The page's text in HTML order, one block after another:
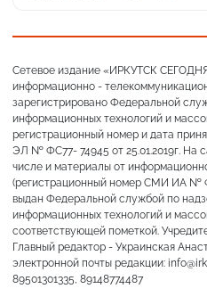
Сетевое издание «ИРКУТСК
информационно -
зарегистрировано Федеральной
информационных технологий и
регистрационный номер и дата
ЭЛ № ФС77- 74945 от 25.01.2019г. На
числе и материалы от
(регистрационный номер СМИ ИА №
выдан Федеральной службой по
информационных технологий и
соответствующей пометкой.
Главный редактор - Украинская
электронной почты редакции:
89501301335, 89148774487